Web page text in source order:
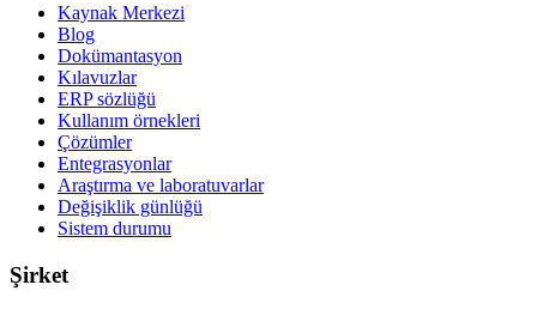
Kaynak Merkezi
Blog
Dokümantasyon
Kılavuzlar
ERP sözlüğü
Kullanım örnekleri
Çözümler
Entegrasyonlar
Araştırma ve laboratuvarlar
Değişiklik günlüğü
Sistem durumu
Şirket